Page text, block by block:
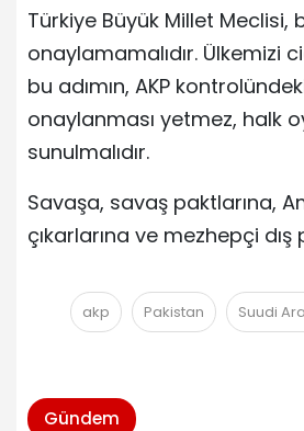
Türkiye Büyük Millet Meclisi,
onaylamamalıdır. Ülkemizi
bu adımın, AKP
onaylanması yetmez, halk
sunulmalıdır.
Savaşa, savaş paktlarına,
çıkarlarına ve mezhepçi dış
akp Pakistan Suudi
Gündem